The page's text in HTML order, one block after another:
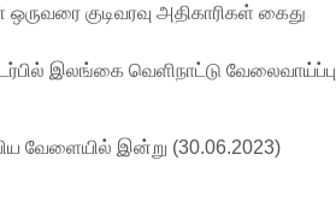
குடிவரவு அதிகாரிகள் கைது
இலங்கை வெளிநாட்டு வேலைவாய்ப்பு
வேளையில் இன்று (30.06.2023)